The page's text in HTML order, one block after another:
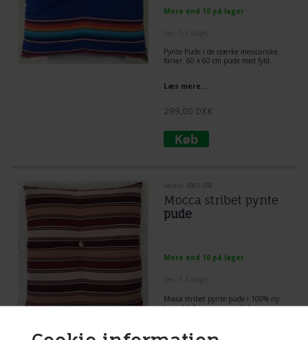
Mere end 10 på lager
Pynte Pude i de stærke mexicanske
farver. 60 x 60 cm pude med fyld.
Læs mere...
299,00 DKK
Varenr. AB60-558
Mocca stribet pynte
pude
Mere end 10 på lager
Mocca stribet pynte pude i 100% ny
bomuld. Farver passer til de mocca
Læs mere...